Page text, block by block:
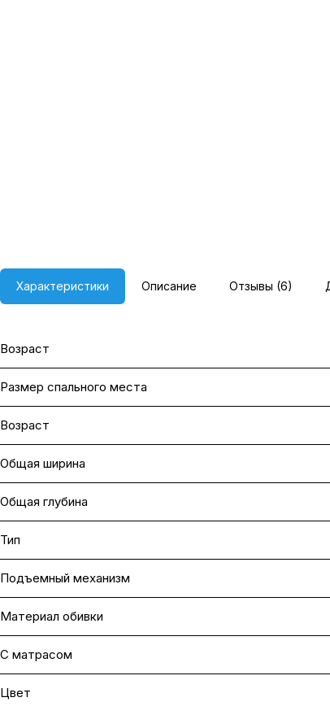
Характеристики Описание Отзывы (6)
Возраст
Размер спального места
Возраст
Общая ширина
Общая глубина
Тип
Подъемный механизм
Материал обивки
С матрасом
Цвет